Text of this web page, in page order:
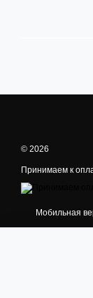
© 2026
Принимаем к
Мобильная